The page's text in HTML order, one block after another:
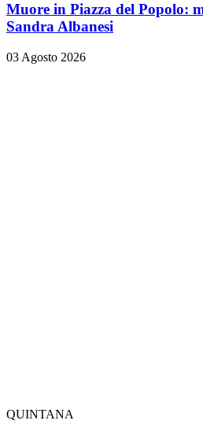
Muore in Piazza del Popolo:
Sandra Albanesi
03 Agosto 2026
QUINTANA